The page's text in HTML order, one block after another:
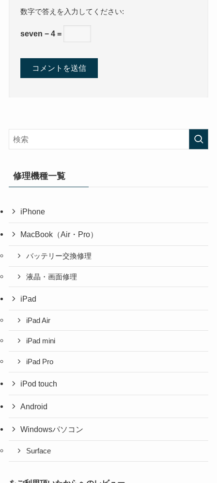
数字で答えを入力してください:
seven − 4 =
修理機種一覧
iPhone
MacBook（Air・Pro）
バッテリー交換修理
液晶・画面修理
iPad
iPad Air
iPad mini
iPad Pro
iPod touch
Android
Windowsパソコン
Surface